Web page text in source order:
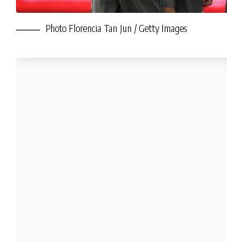
Photo Florencia Tan Jun / Getty Images